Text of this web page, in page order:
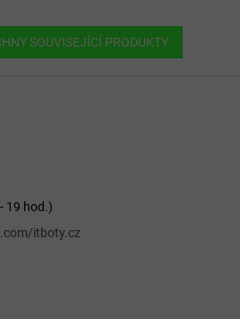
SOUVISEJÍCÍ PRODUKTY
19 hod.)
itboty.cz